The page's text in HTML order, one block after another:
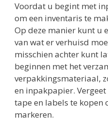
Voordat u begint met
om een inventaris te
Op deze manier kunt u
van wat er verhuisd
misschien achter kunt
beginnen met het
verpakkingsmateriaal,
en inpakpapier.
tape en labels te kopen
markeren.